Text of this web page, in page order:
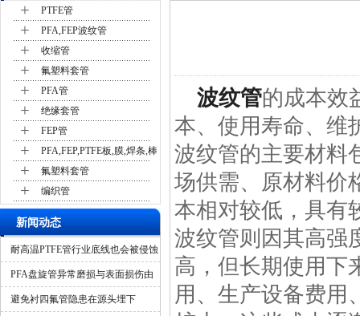
+ PTFE管
+ PFA,FEP波纹管
+ 收缩管
+ 氟塑料套管
+ PFA管
+ 绝缘套管
+ FEP管
+ PFA,FEP,PTFE板,膜,焊条,棒
+ 氟塑料套管
+ 编织管
新闻动态
耐高温PTFE管行业底线也会被侵蚀
吗？
PFA盘旋管异常磨损与表面损伤由
什么造成？
避免衬四氟管隐患在源头埋下
波纹管的成本效
本、使用寿命、维
波纹管的主要材料
场供需、原材料价
本相对较低，具有
波纹管则因其高强
高，但长期使用下
用、生产设备费用